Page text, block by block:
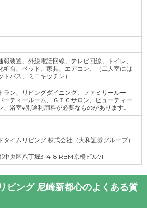
報装置、外線電話回線、テレビ回線、トイレ、
粧台、ベッド、家具、エアコン、（二人室には
トバス、ミニキッチン）
ラン、リビングダイニング、ファミリールー
ーティールーム、ＧＴＣサロン、ビューティー
、浴室※別途利用料が必要なものがあります。
タイムリビング 株式会社（大和証券グループ）
中央区八丁堀3-4-8 RBM京橋ビル7F
ビング 尼崎新都心のよくある質